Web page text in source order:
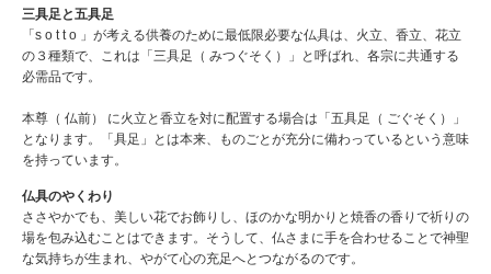
三具足と五具足
「s o t t o 」が考える供養のために最低限必要な仏具は、火立、香立、花立
の３種類で、これは「三具足（ みつぐそく）」と呼ばれ、各宗に共通する
必需品です。
本尊（ 仏前） に火立と香立を対に配置する場合は「五具足（ ごぐそく）」
となります。「具足」とは本来、ものごとが充分に備わっているという意味
を持っています。
仏具のやくわり
ささやかでも、美しい花でお飾りし、ほのかな明かりと焼香の香りで祈りの
場を包み込むことはできます。そうして、仏さまに手を合わせることで神聖
な気持ちが生まれ、やがて心の充足へとつながるのです。